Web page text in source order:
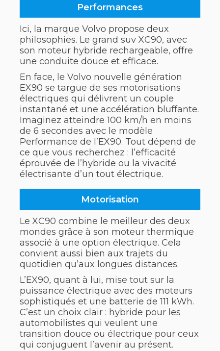
Performances
Ici, la marque Volvo propose deux
philosophies. Le grand suv XC90, avec
son moteur hybride rechargeable, offre
une conduite douce et efficace.
En face, le Volvo nouvelle génération
EX90 se targue de ses motorisations
électriques qui délivrent un couple
instantané et une accélération bluffante.
Imaginez atteindre 100 km/h en moins
de 6 secondes avec le modèle
Performance de l’EX90. Tout dépend de
ce que vous recherchez : l’efficacité
éprouvée de l’hybride ou la vivacité
électrisante d’un tout électrique.
Motorisation
Le XC90 combine le meilleur des deux
mondes grâce à son moteur thermique
associé à une option électrique. Cela
convient aussi bien aux trajets du
quotidien qu’aux longues distances.
L’EX90, quant à lui, mise tout sur la
puissance électrique avec des moteurs
sophistiqués et une batterie de 111 kWh.
C’est un choix clair : hybride pour les
automobilistes qui veulent une
transition douce ou électrique pour ceux
qui conjuguent l’avenir au présent.